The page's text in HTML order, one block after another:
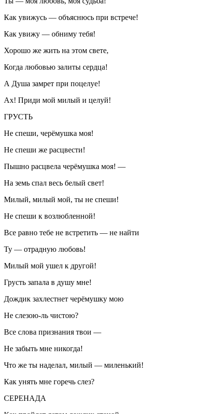
Как увижусь — объяснюсь при встрече!
Как увижу — обниму тебя!
Хорошо же жить на этом свете,
Когда любовью залиты сердца!
А Душа замрет при поцелуе!
Ах! Приди мой милый и целуй!
ГРУСТЬ
Не спеши, черёмушка моя!
Не спеши же расцвести!
Пышно расцвела черёмушка моя! —
На земь спал весь белый свет!
Милый, милый мой, ты не спеши!
Не спеши к возлюбленной!
Все равно тебе не встретить — не найти
Ту — отрадную любовь!
Милый мой ушел к другой!
Грусть запала в душу мне!
Дождик захлестнет черёмушку мою
Не слезою-ль чистою?
Все слова признания твои —
Не забыть мне никогда!
Что же ты наделал, милый — миленький!
Как унять мне горечь слез?
СЕРЕНАДА